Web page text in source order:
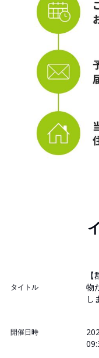
タイトル
物
し
開催日時